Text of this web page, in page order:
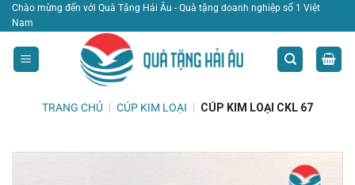
Bỏ
qua
nội
dung
Chào mừng đến với Quà Tặng Hải Âu - Quà tặng doanh nghiệp số 1 Việt
Nam
TRANG CHỦ CÚP KIM LOẠI CÚP KIM LOẠI CKL 67